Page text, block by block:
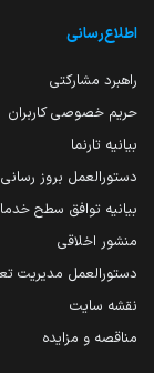
اطلاع‌رسانی
راهبرد مشارکتی
حریم خصوصی کاربران
بیانیه تارنما
دستورالعمل بروز رسانی
بیانیه توافق سطح
منشور اخلاقی
دستورالعمل مدیریت
نقشه سایت
مناقصه و مزایده